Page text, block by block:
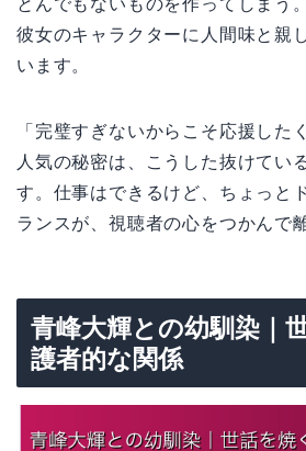
彼女のキャラクターに人間味と親
います。
「完璧すぎないからこそ応援し
人気の秘密は、こうした抜けてい
す。仕事はできるけど、ちょっと
ランスが、視聴者の心をつかんで
青峰大輝との幼馴染｜
護者的な関係